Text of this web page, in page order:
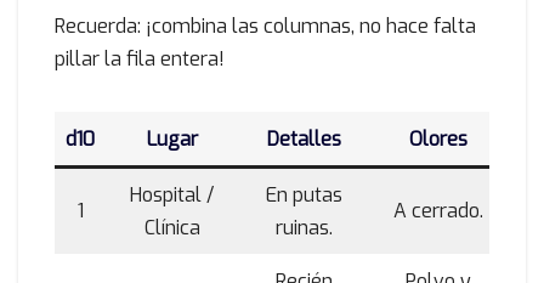
Recuerda: ¡combina las columnas, no hace falta
pillar la fila entera!
d10 Lugar Detalles Olores
1
Hospital /
Clínica
En putas
ruinas.
A cerrado.